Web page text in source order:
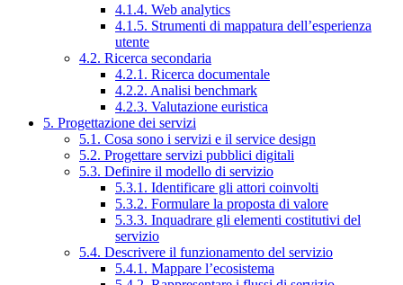
4.1.4. Web analytics
4.1.5. Strumenti di mappatura dell’esperienza
utente
4.2. Ricerca secondaria
4.2.1. Ricerca documentale
4.2.2. Analisi benchmark
4.2.3. Valutazione euristica
5. Progettazione dei servizi
5.1. Cosa sono i servizi e il service design
5.2. Progettare servizi pubblici digitali
5.3. Definire il modello di servizio
5.3.1. Identificare gli attori coinvolti
5.3.2. Formulare la proposta di valore
5.3.3. Inquadrare gli elementi costitutivi del
servizio
5.4. Descrivere il funzionamento del servizio
5.4.1. Mappare l’ecosistema